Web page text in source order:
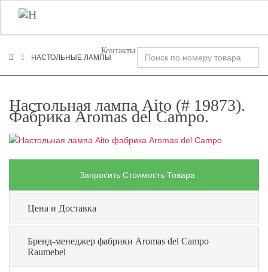
+7 (495) 120-00-58
Контакты
НАСТОЛЬНЫЕ ЛАМПЫ
Настольная лампа Aito (# 19873).
Фабрика Aromas del Campo.
Запросить Стоимость Товара
Цена и Доставка
Бренд-менеджер фабрики Aromas del Campo
Raumebel